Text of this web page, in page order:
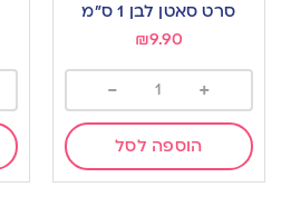
סרט סאטן לבן 1 ס”מ
₪9.90
+
-
הוספה לסל